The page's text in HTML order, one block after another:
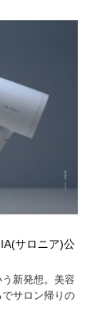
サロニア)公
新発想。美容
サロン帰りの